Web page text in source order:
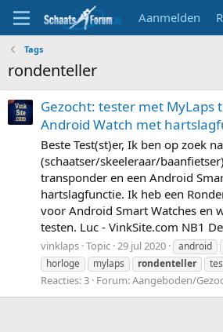
Aanmelden
Tags
rondenteller
Gezocht: tester met MyLaps
Android Watch met
Beste Test(st)er, Ik ben op zoek
(schaatser/skeeleraar/
transponder en een Android
hartslagfunctie. Ik heb een
voor Android Smart Watches en
testen. Luc - VinkSite.com NB1
vinklaps Topic 29 jul 2020 android
horloge
mylaps rondenteller
Reacties: 3 Forum:Aangeboden/